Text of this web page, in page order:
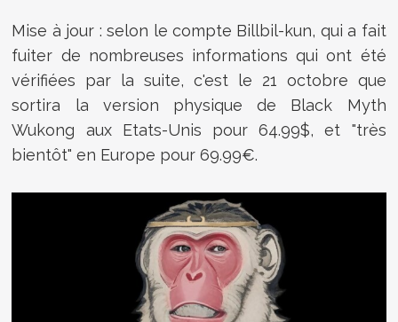
Mise à jour : selon le compte Billbil-kun, qui a fait
fuiter de nombreuses informations qui ont été
vérifiées par la suite, c'est le 21 octobre que
sortira la version physique de Black Myth
Wukong aux Etats-Unis pour 64.99$, et "très
bientôt" en Europe pour 69.99€.